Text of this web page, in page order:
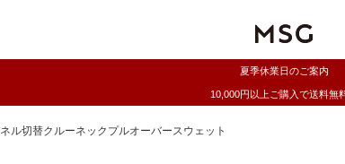
夏季休業日のご案内
10,000円以上ご購入で送料無
ル切替クルーネックプルオーバースウェット